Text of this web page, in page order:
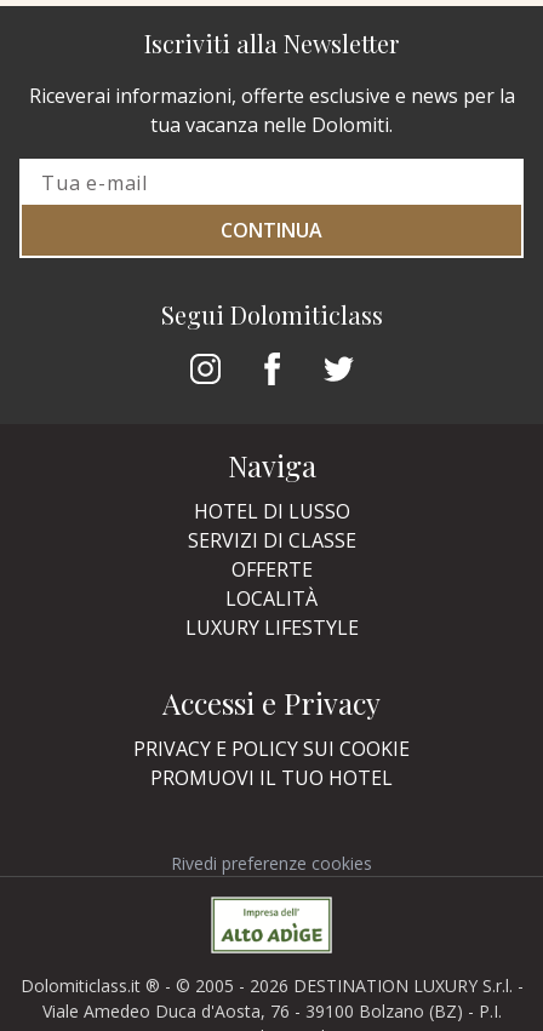
Segui Dolomiticlass
Iscriviti alla Newsletter
Riceverai informazioni, offerte esclusive e news per la
tua vacanza nelle Dolomiti.
CONTINUA
Naviga
HOTEL DI LUSSO
SERVIZI DI CLASSE
OFFERTE
LOCALITÀ
LUXURY LIFESTYLE
Accessi e Privacy
PRIVACY E POLICY SUI COOKIE
PROMUOVI IL TUO HOTEL
Rivedi preferenze cookies
Dolomiticlass.it ® - © 2005 - 2026 DESTINATION LUXURY S.r.l. -
Viale Amedeo Duca d'Aosta, 76 - 39100 Bolzano (BZ) - P.I.